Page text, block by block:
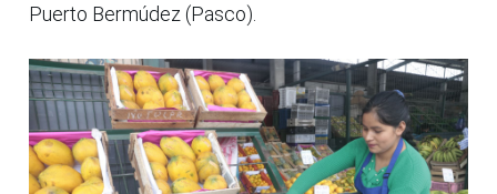
Puerto Bermúdez (Pasco).